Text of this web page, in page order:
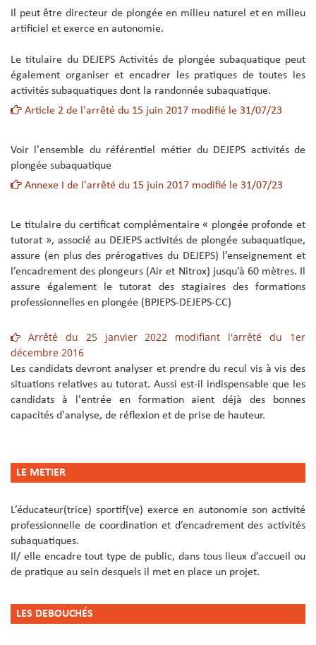
Il peut être directeur de plongée en milieu naturel et en milieu
artificiel et exerce en autonomie.
Le titulaire du DEJEPS Activités de plongée subaquatique peut
également organiser et encadrer les pratiques de toutes les
activités subaquatiques dont la randonnée subaquatique.
Article 2 de l'arrêté du 15 juin 2017 modifié le 31/07/23
Voir l'ensemble du référentiel métier du DEJEPS activités de
plongée subaquatique
Annexe I de l'arrêté du 15 juin 2017 modifié le 31/07/23
Le titulaire du certificat complémentaire « plongée profonde et
tutorat », associé au DEJEPS activités de plongée subaquatique,
assure (en plus des prérogatives du DEJEPS) l’enseignement et
l’encadrement des plongeurs (Air et Nitrox) jusqu’à 60 mètres. Il
assure également le tutorat des stagiaires des formations
professionnelles en plongée (BPJEPS-DEJEPS-CC)
Arrêté du 25 janvier 2022 modifiant l'arrêté du 1er
décembre 2016
Les candidats devront analyser et prendre du recul vis à vis des
situations relatives au tutorat. Aussi est-il indispensable que les
candidats à l'entrée en formation aient déjà des bonnes
capacités d'analyse, de réflexion et de prise de hauteur.
LE METIER
L’éducateur(trice) sportif(ve) exerce en autonomie son activité
professionnelle de coordination et d’encadrement des activités
subaquatiques.
Il/ elle encadre tout type de public, dans tous lieux d’accueil ou
de pratique au sein desquels il met en place un projet.
LES DEBOUCH ÉS